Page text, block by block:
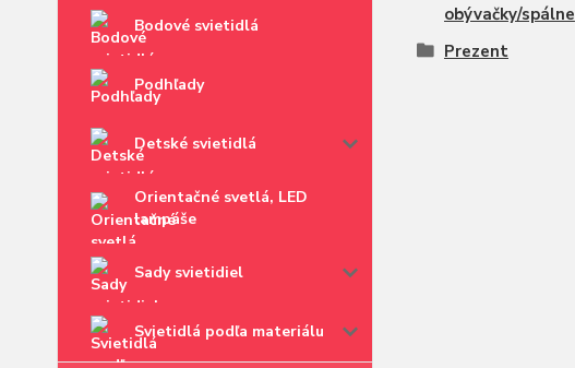
Bodové svietidlá
Podhľady
Detské svietidlá
Orientačné svetlá, LED
lampáše
Sady svietidiel
Svietidlá podľa materiálu
obývačky/spálne
Prezent